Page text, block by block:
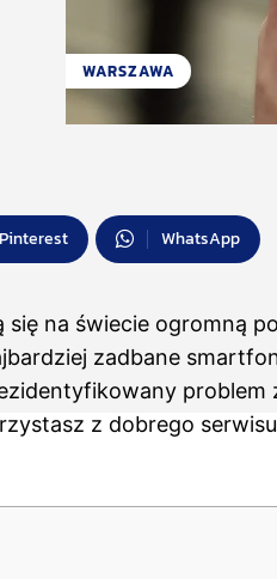
WARSZAWA
Pinterest WhatsApp
się na świecie ogromną
zadbane
problem
z dobrego